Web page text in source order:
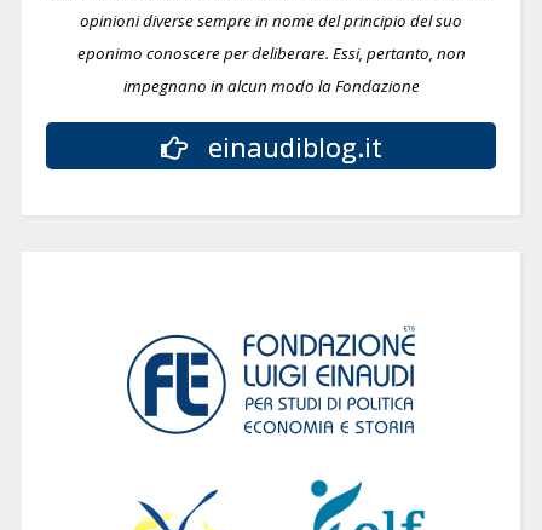
opinioni diverse sempre in nome del principio del suo
eponimo conoscere per deliberare. Essi, pertanto, non
impegnano in alcun modo la Fondazione
einaudiblog.it